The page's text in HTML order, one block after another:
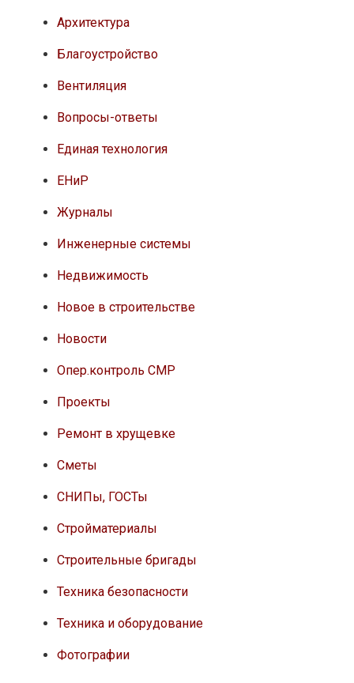
Архитектура
Благоустройство
Вентиляция
Вопросы-ответы
Единая технология
ЕНиР
Журналы
Инженерные системы
Недвижимость
Новое в строительстве
Новости
Опер.контроль СМР
Проекты
Ремонт в хрущевке
Сметы
СНИПы, ГОСТы
Стройматериалы
Строительные бригады
Техника безопасности
Техника и оборудование
Фотографии